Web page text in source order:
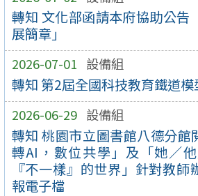
轉知 文化部函請本府協助公告
展簡章」
2026-07-01 設備組
轉知 第2屆全國科技教育鐵道
2026-06-29 設備組
轉知 桃園市立圖書館八德分館
轉AI，數位共學」及「她／
『不一樣』的世界」針對教
報電子檔